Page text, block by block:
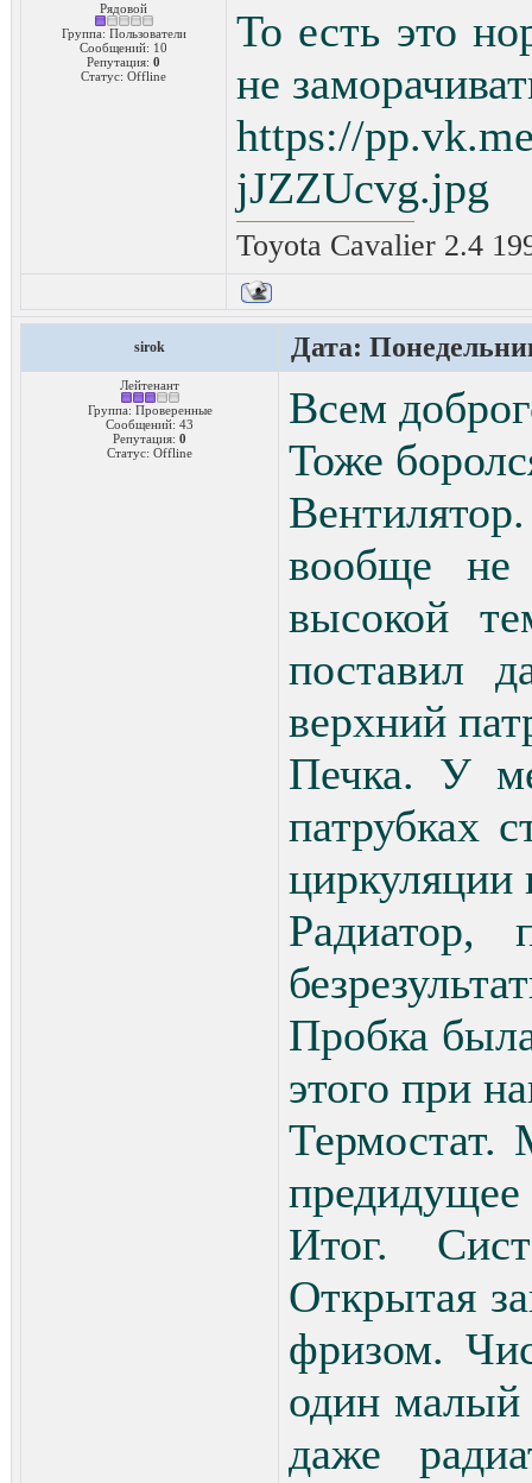
Рядовой
Группа: Пользователи
Сообщений: 10
Репутация: 0
Статус: Offline
То есть это
не
https://
jJZZUcvg.jpg
Toyota Cavalier 2.4
sirok Дата:
Лейтенант
Группа: Проверенные
Сообщений: 43
Репутация: 0
Статус: Offline
Всем
Тоже
вообще не
высокой
поставил
верхний
Печка. У
патрубках
циркуляции
Радиатор,
Пробка
этого при
Термостат.
предидущее
Итог.
Открытая
фризом.
один малый
даже